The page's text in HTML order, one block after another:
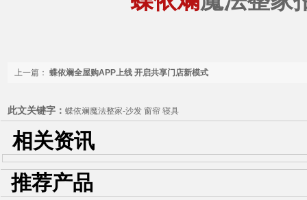
上一篇： 蝶依斓全屋购APP上线 开启共享门店新模式
此文关键字： 蝶依斓魔法整家-沙发 窗帘 寝具
相关资讯
推荐产品